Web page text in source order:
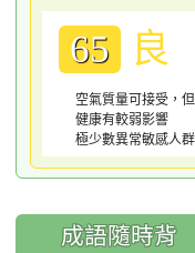
65 良
空氣質量可接受，
健康有較弱影響
極少數異常敏感人
成語隨時背